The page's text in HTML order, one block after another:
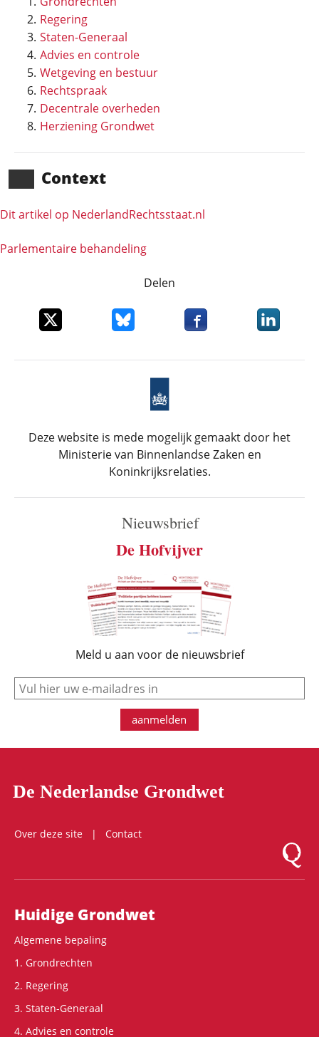
Regering
Staten-Generaal
Advies en controle
Wetgeving en bestuur
Rechtspraak
Decentrale overheden
Herziening Grondwet
Context
Dit artikel op NederlandRechts­staat.nl
Parlementaire behandeling
Delen
Deel dit item op XDeel dit item op Bluesky
Deel dit item opDeel dit
Deze website is mede mogelijk gemaakt door het
Ministerie van Binnenlandse Zaken en
Koninkrijksrelaties.
Nieuwsbrief
De Hofvijver
Meld u aan voor de nieuwsbrief
e-mail
aanmelden
De Nederlandse Grondwet
Over deze site
Contact
Logo
Hoofdnavigatie
Huidige Grondwet
Algemene bepaling
1. Grondrechten
2. Regering
3. Staten-Generaal
4. Advies en controle